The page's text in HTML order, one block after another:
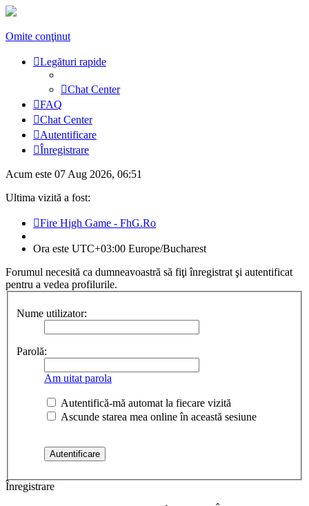
Omite conţinut
Legături rapide
Chat Center
FAQ
Chat Center
Autentificare
Înregistrare
Acum este 07 Aug 2026, 06:51
Ultima vizită a fost:
Fire High Game - FhG.Ro
Ora este UTC+03:00 Europe/Bucharest
Forumul necesită ca dumneavoastră să fiţi înregistrat şi autentificat
pentru a vedea profilurile.
Nume utilizator:
Parolă:
Am uitat parola
Autentifică-mă automat la fiecare vizită
Ascunde starea mea online în această sesiune
Înregistrare